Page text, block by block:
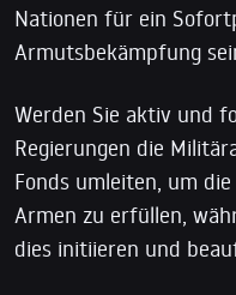
Nationen für ein
Armutsbekämpfung
Werden Sie aktiv und
Regierungen die
Fonds umleiten, um
Armen zu erfüllen,
dies initiieren und